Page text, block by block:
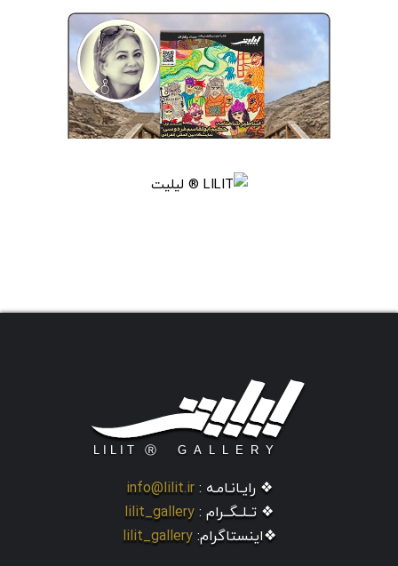
❖ رایـانـامـه : info@lilit.ir
❖ تــلــگــرام : lilit_gallery
❖اینستاگرام: lilit_gallery